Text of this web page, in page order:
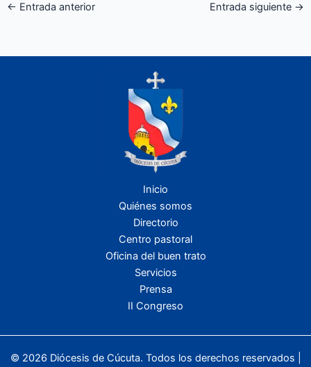
← Entrada anterior Entrada siguiente →
Inicio
Quiénes somos
Directorio
Centro pastoral
Oficina del buen trato
Servicios
Prensa
II Congreso
© 2026 Diócesis de Cúcuta. Todos los derechos reservados |